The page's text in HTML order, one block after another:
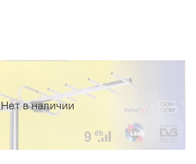
Нет в наличии